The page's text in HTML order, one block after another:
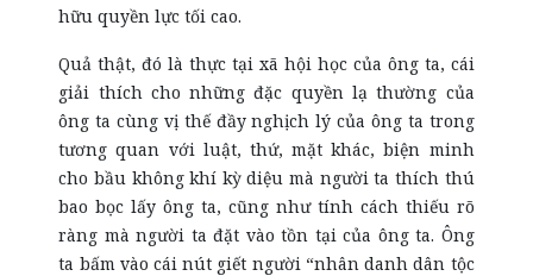
hữu quyền lực tối cao.
Quả thật, đó là thực tại xã hội học của ông ta, cái
giải thích cho những đặc quyền lạ thường của
ông ta cùng vị thế đầy nghịch lý của ông ta trong
tương quan với luật, thứ, mặt khác, biện minh
cho bầu không khí kỳ diệu mà người ta thích thú
bao bọc lấy ông ta, cũng như tính cách thiếu rõ
ràng mà người ta đặt vào tồn tại của ông ta. Ông
ta bấm vào cái nút giết người “nhân danh dân tộc